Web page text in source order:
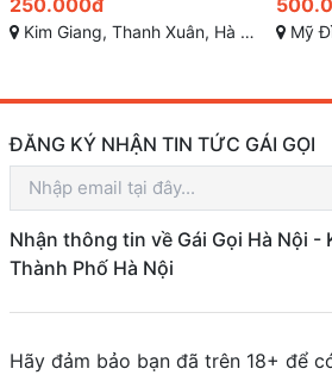
250.000đ
Kim Giang, Thanh Xuân, Hà Nội Mỹ
ĐĂNG KÝ NHẬN TIN TỨC GÁI GỌI
Nhận thông tin về Gái Gọi Hà Nội -
Thành Phố Hà Nội
Hãy đảm bảo bạn đã trên 18+ để